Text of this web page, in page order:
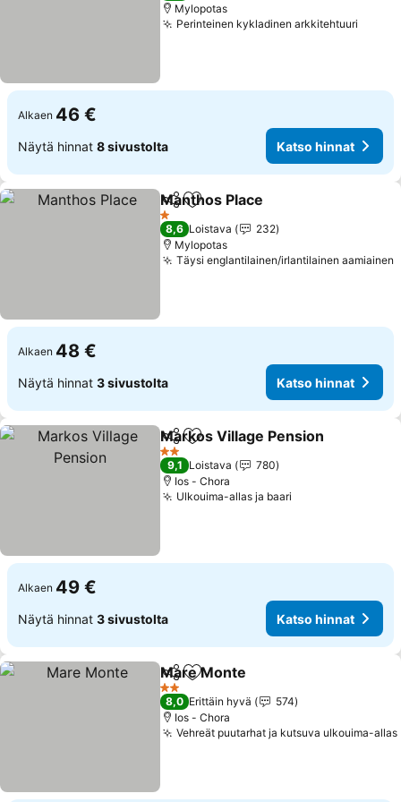
Mylopotas
Perinteinen kykladinen arkkitehtuuri
Alkaen 46 €
Näytä hinnat 8 sivustolta Katso hinnat
Jaa Lisää suosikkeihin
Manthos Place
1 Tähtiluokitus
8,6 Loistava
232
Mylopotas
Täysi englantilainen/irlantilainen aamiainen
Alkaen 48 €
Näytä hinnat 3 sivustolta Katso hinnat
Jaa Lisää suosikkeihin
Markos Village Pension
2 Tähtiluokitus
9,1 Loistava
780
Ios - Chora
Ulkouima-allas ja baari
Alkaen 49 €
Näytä hinnat 3 sivustolta Katso hinnat
Jaa Lisää suosikkeihin
Mare Monte
2 Tähtiluokitus
8,0 Erittäin hyvä
574
Ios - Chora
Vehreät puutarhat ja kutsuva ulkouima-allas